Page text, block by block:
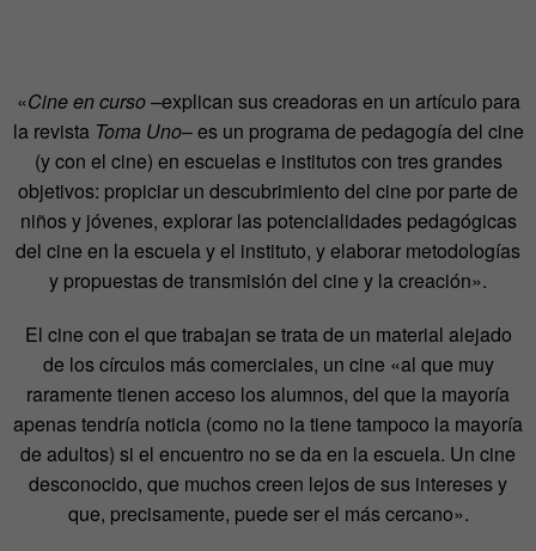
«Cine en curso–explican sus creadoras en un artículo para
la revista Toma Uno– es un programa de pedagogía del cine
(y con el cine) en escuelas e institutos con tres grandes
objetivos: propiciar un descubrimiento del cine por parte de
niños y jóvenes, explorar las potencialidades pedagógicas
del cine en la escuela y el instituto, y elaborar metodologías
y propuestas de transmisión del cine y la creación».
El cine con el que trabajan se trata de un material alejado
de los círculos más comerciales, un cine «al que muy
raramente tienen acceso los alumnos, del que la mayoría
apenas tendría noticia (como no la tiene tampoco la mayoría
de adultos) si el encuentro no se da en la escuela. Un cine
desconocido, que muchos creen lejos de sus intereses y
que, precisamente, puede ser el más cercano».